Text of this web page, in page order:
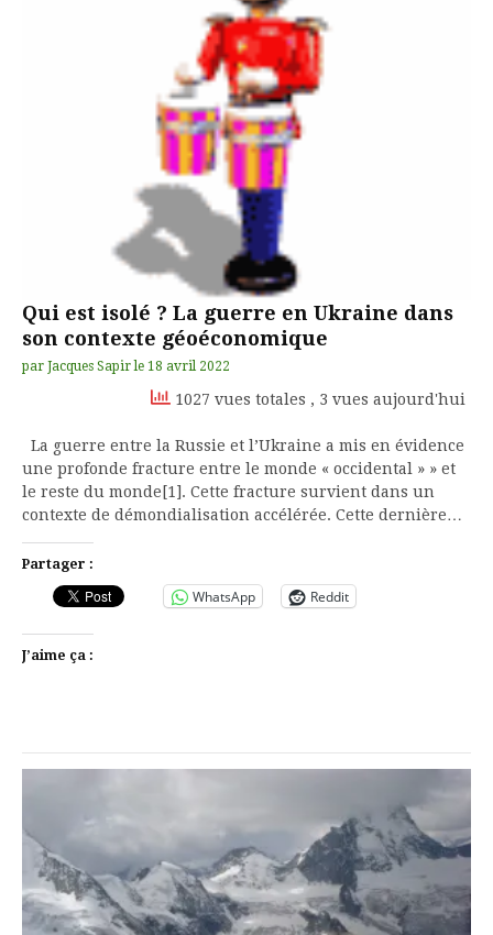
Qui est isolé ? La guerre en Ukraine dans
son contexte géoéconomique
par Jacques Sapir le 18 avril 2022
1027 vues totales , 3 vues aujourd'hui
La guerre entre la Russie et l’Ukraine a mis en évidence
une profonde fracture entre le monde « occidental » » et
le reste du monde[1]. Cette fracture survient dans un
contexte de démondialisation accélérée. Cette dernière…
Partager :
WhatsApp Reddit
J’aime ça :